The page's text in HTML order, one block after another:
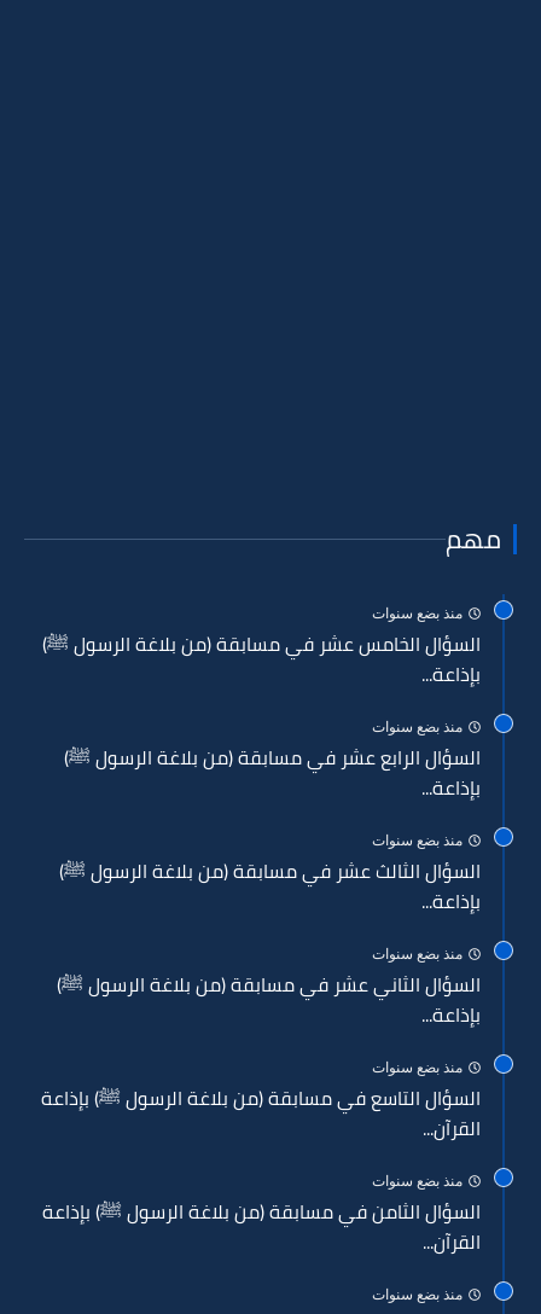
مهم
منذ بضع سنوات
السؤال الخامس عشر في مسابقة (من بلاغة الرسول ﷺ)
بإذاعة...
منذ بضع سنوات
السؤال الرابع عشر في مسابقة (من بلاغة الرسول ﷺ)
بإذاعة...
منذ بضع سنوات
السؤال الثالث عشر في مسابقة (من بلاغة الرسول ﷺ)
بإذاعة...
منذ بضع سنوات
السؤال الثاني عشر في مسابقة (من بلاغة الرسول ﷺ)
بإذاعة...
منذ بضع سنوات
السؤال التاسع في مسابقة (من بلاغة الرسول ﷺ) بإذاعة
القرآن...
منذ بضع سنوات
السؤال الثامن في مسابقة (من بلاغة الرسول ﷺ) بإذاعة
القرآن...
منذ بضع سنوات